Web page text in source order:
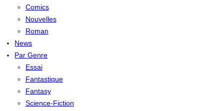
Comics
Nouvelles
Roman
News
Par Genre
Essai
Fantastique
Fantasy
Science-Fiction